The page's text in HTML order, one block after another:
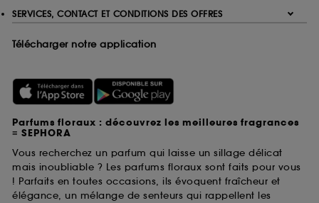
SERVICES, CONTACT ET CONDITIONS DES OFFRES
Télécharger notre application
Parfums floraux : découvrez les meilleures fragrances
≡ SEPHORA
Vous recherchez un parfum qui laisse un sillage délicat
mais inoubliable ? Les parfums floraux sont faits pour vous
! Parfaits en toutes occasions, ils évoquent fraîcheur et
élégance, un mélange de senteurs qui rappellent les